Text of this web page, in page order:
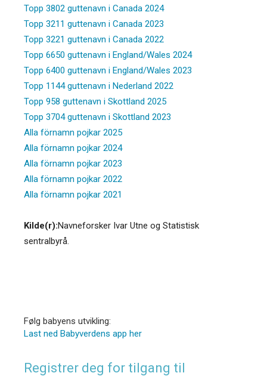
Topp 3802 guttenavn i Canada 2024
Topp 3211 guttenavn i Canada 2023
Topp 3221 guttenavn i Canada 2022
Topp 6650 guttenavn i England/Wales 2024
Topp 6400 guttenavn i England/Wales 2023
Topp 1144 guttenavn i Nederland 2022
Topp 958 guttenavn i Skottland 2025
Topp 3704 guttenavn i Skottland 2023
Alla förnamn pojkar 2025
Alla förnamn pojkar 2024
Alla förnamn pojkar 2023
Alla förnamn pojkar 2022
Alla förnamn pojkar 2021
Kilde(r):Navneforsker Ivar Utne og Statistisk
sentralbyrå.
Følg babyens utvikling:
Last ned Babyverdens app her
Registrer deg for tilgang til